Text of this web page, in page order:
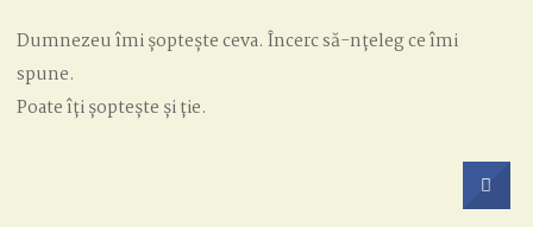
Dumnezeu îmi șoptește ceva. Încerc să-nțeleg ce îmi
spune.
Poate îți șoptește și ție.